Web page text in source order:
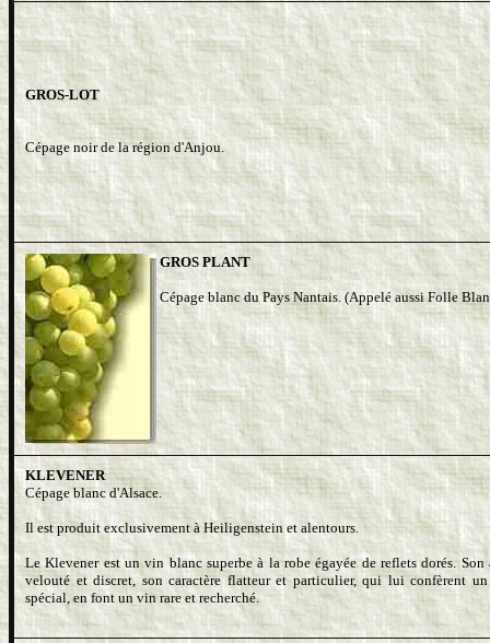
GROS-LOT
Cépage noir de la région d'Anjou.
GROS PLANT
Cépage blanc du Pays Nantais. (Appelé aussi Folle
KLEVENER
Cépage blanc d'Alsace.
Il est produit exclusivement à Heiligenstein et alentours.
Le Klevener est un vin blanc superbe à la robe égayée de reflets dorés. Son
velouté et discret, son caractère flatteur et particulier, qui lui confèrent
spécial, en font un vin rare et recherché.